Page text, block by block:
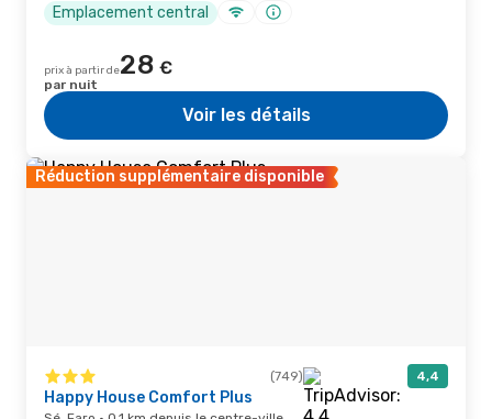
Emplacement central
prix à partir de28 €
par nuit
Voir les détails
Réduction supplémentaire disponible
(749) 4,4
Happy House Comfort Plus